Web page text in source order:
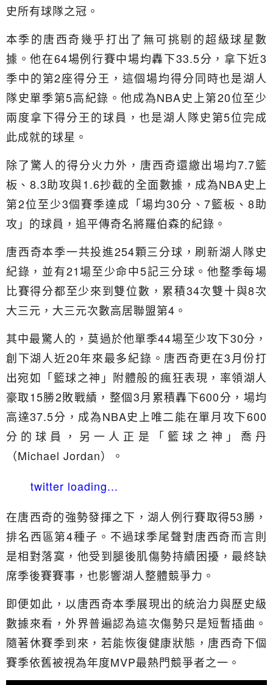
史所有球隊之冠。
本季的唐西奇幾乎打出了無可挑剔的超級球星數
據。他在64場例行賽中場均轟下33.5分，拿下近3
季中的第2座得分王，這個場均得分同時也是湖人
隊史單季第5高紀錄。他成為NBA史上第20位至少
兩度拿下得分王的球員，也是湖人隊史第5位完成
此成就的球星。
除了驚人的得分火力外，唐西奇還繳出場均7.7籃
板、8.3助攻與1.6抄截的全面數據，成為NBA史上
第2位至少3個賽季達成「場均30分、7籃板、8助
攻」的球員，追平傳奇名將羅伯森的紀錄。
唐西奇本季一共投進254顆三分球，刷新湖人隊史
紀錄，並有21場至少命中5記三分球。他整季每場
比賽得分都至少來到雙位數，累積34次雙十與8次
大三元，大三元次數高居聯盟第4。
其中最驚人的，莫過於他單季44場至少攻下30分，
創下湖人近20年來最多紀錄。唐西奇更在3月份打
出宛如「籃球之神」附體般的瘋狂表現，率領湖人
豪取15勝2敗戰績，整個3月累積轟下600分，場均
高達37.5分，成為NBA史上唯二能在單月攻下600
分的球員，另一人正是「籃球之神」喬丹
（Michael Jordan）。
twitter loading...
在唐西奇的強勢發揮之下，湖人例行賽取得53勝，
排名西區第4種子。不過球季尾聲對唐西奇而言則
是相對落寞，他受到腿後肌傷勢持續困擾，最終缺
席季後賽賽事，也影響湖人整體競爭力。
即便如此，以唐西奇本季展現出的統治力與歷史級
數據來看，外界普遍認為這次傷勢只是短暫插曲。
隨著休賽季到來，若能恢復健康狀態，唐西奇下個
賽季依舊被視為年度MVP最熱門競爭者之一。